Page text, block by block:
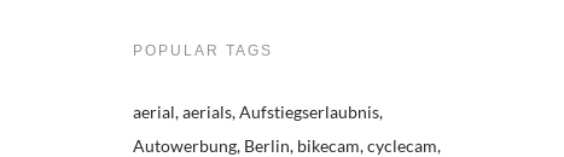
POPULAR TAGS
aerial aerials Aufstiegserlaubnis
Autowerbung Berlin bikecam cyclecam